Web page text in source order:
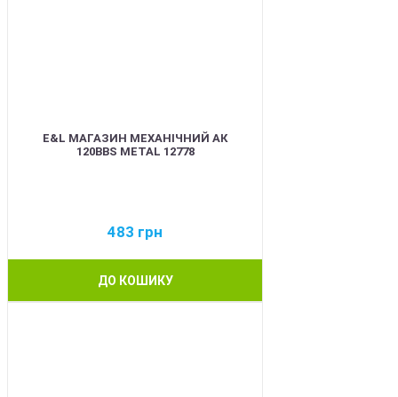
E&L МАГАЗИН МЕХАНІЧНИЙ АК
120BBS METAL 12778
483 грн
ДО КОШИКУ